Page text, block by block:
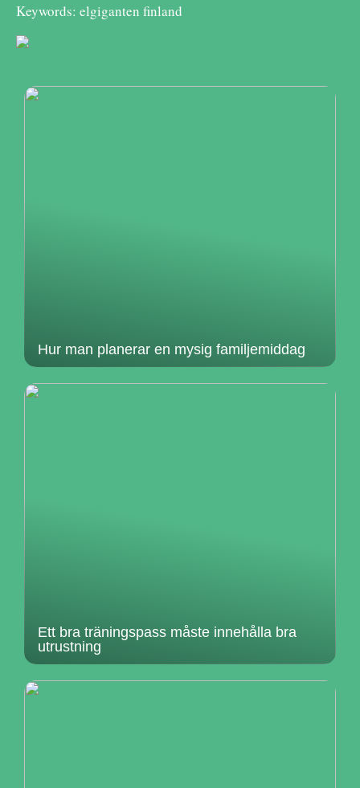
Keywords: elgiganten finland
Hur man planerar en mysig familjemiddag
Ett bra träningspass måste innehålla bra
utrustning